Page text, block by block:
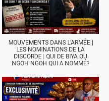
MOUVEMENTS DANS L'ARMÉE |
LES NOMINATIONS DE LA
DISCORDE | QUI DE BIYA OU
NGOH NGOH QUI A NOMMÉ?